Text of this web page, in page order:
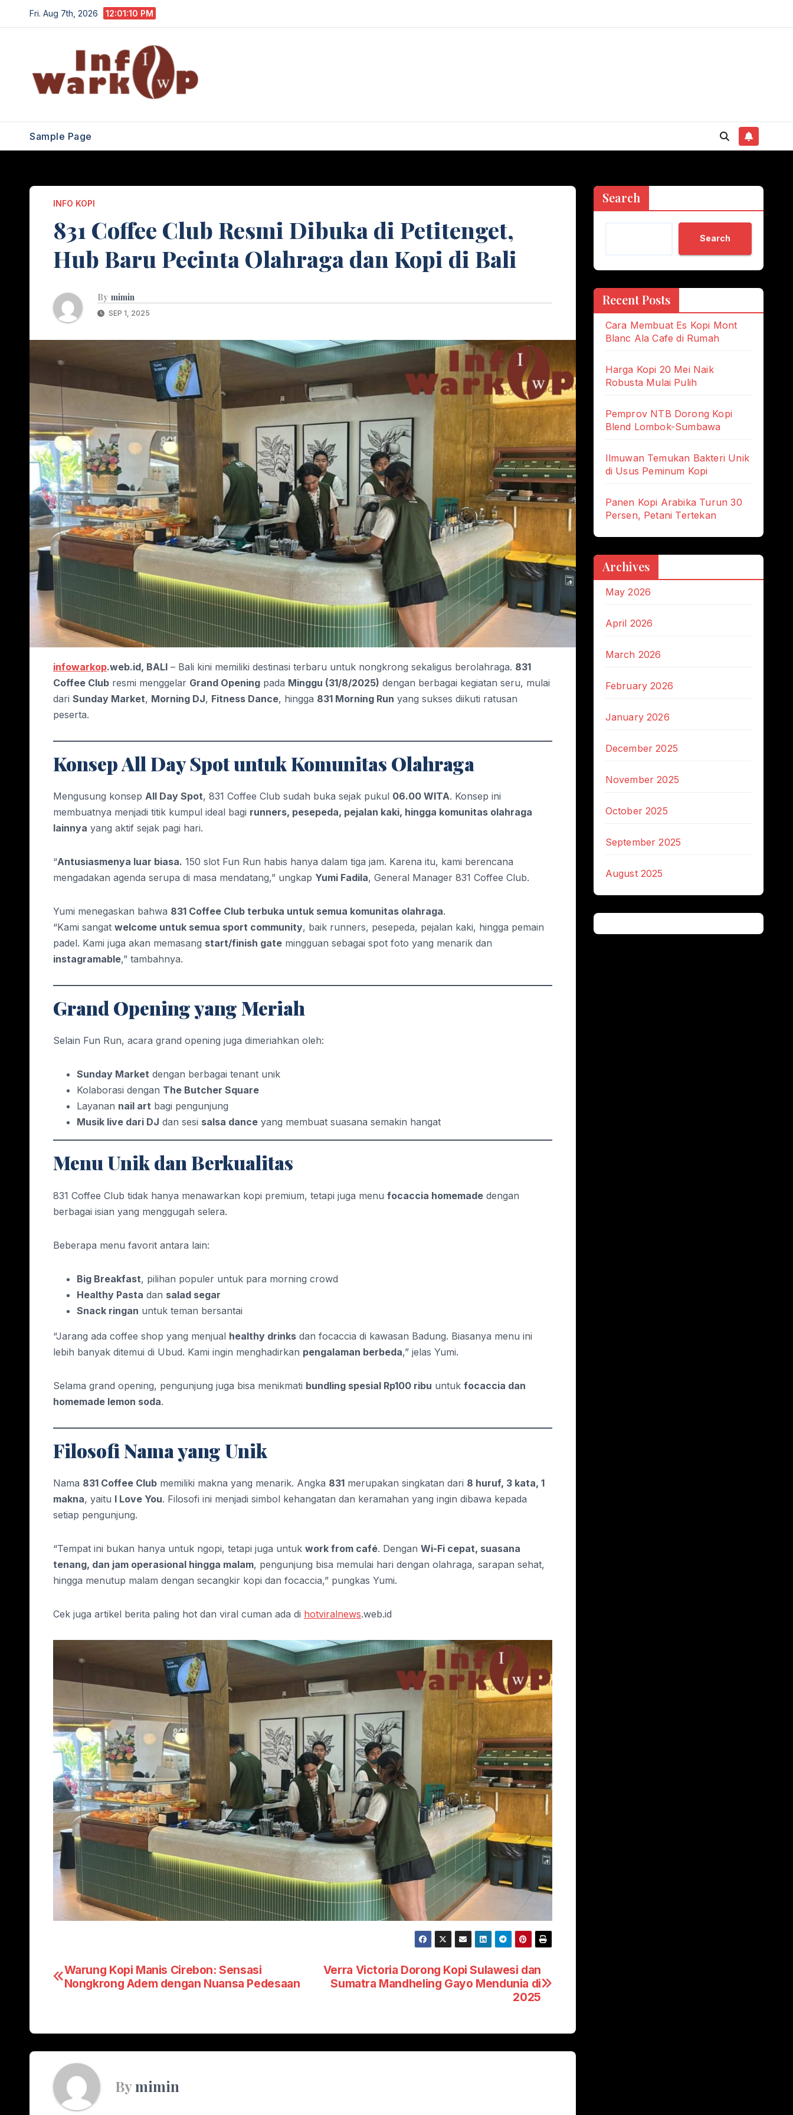
to
Fri. Aug 7th, 2026 12:01:11 PM
Sample Page
INFO KOPI
831 Coffee Club Resmi Dibuka di Petitenget,
Hub Baru Pecinta Olahraga dan Kopi di Bali
By mimin
SEP 1, 2025
infowarkop.web.id, BALI – Bali kini memiliki destinasi terbaru untuk nongkrong sekaligus berolahraga. 831
Coffee Club resmi menggelar Grand Opening pada Minggu (31/8/2025) dengan berbagai kegiatan seru, mulai
dari Sunday Market, Morning DJ, Fitness Dance, hingga 831 Morning Run yang sukses diikuti ratusan
peserta.
Konsep All Day Spot untuk Komunitas Olahraga
Mengusung konsep All Day Spot, 831 Coffee Club sudah buka sejak pukul 06.00 WITA. Konsep ini
membuatnya menjadi titik kumpul ideal bagi runners, pesepeda, pejalan kaki, hingga komunitas olahraga
lainnya yang aktif sejak pagi hari.
“Antusiasmenya luar biasa. 150 slot Fun Run habis hanya dalam tiga jam. Karena itu, kami berencana
mengadakan agenda serupa di masa mendatang,” ungkap Yumi Fadila, General Manager 831 Coffee Club.
Yumi menegaskan bahwa 831 Coffee Club terbuka untuk semua komunitas olahraga.
“Kami sangat welcome untuk semua sport community, baik runners, pesepeda, pejalan kaki, hingga pemain
padel. Kami juga akan memasang start/finish gate mingguan sebagai spot foto yang menarik dan
instagramable,” tambahnya.
Grand Opening yang Meriah
Selain Fun Run, acara grand opening juga dimeriahkan oleh:
Sunday Market dengan berbagai tenant unik
Kolaborasi dengan The Butcher Square
Layanan nail art bagi pengunjung
Musik live dari DJ dan sesi salsa dance yang membuat suasana semakin hangat
Menu Unik dan Berkualitas
831 Coffee Club tidak hanya menawarkan kopi premium, tetapi juga menu focaccia homemade dengan
berbagai isian yang menggugah selera.
Beberapa menu favorit antara lain:
Big Breakfast, pilihan populer untuk para morning crowd
Healthy Pasta dan salad segar
Snack ringan untuk teman bersantai
“Jarang ada coffee shop yang menjual healthy drinks dan focaccia di kawasan Badung. Biasanya menu ini
lebih banyak ditemui di Ubud. Kami ingin menghadirkan pengalaman berbeda,” jelas Yumi.
Selama grand opening, pengunjung juga bisa menikmati bundling spesial Rp100 ribu untuk focaccia dan
homemade lemon soda.
Filosofi Nama yang Unik
Nama 831 Coffee Club memiliki makna yang menarik. Angka 831 merupakan singkatan dari 8 huruf, 3 kata, 1
makna, yaitu I Love You. Filosofi ini menjadi simbol kehangatan dan keramahan yang ingin dibawa kepada
setiap pengunjung.
“Tempat ini bukan hanya untuk ngopi, tetapi juga untuk work from café. Dengan Wi-Fi cepat, suasana
tenang, dan jam operasional hingga malam, pengunjung bisa memulai hari dengan olahraga, sarapan sehat,
hingga menutup malam dengan secangkir kopi dan focaccia,” pungkas Yumi.
Cek juga artikel berita paling hot dan viral cuman ada di hotviralnews.web.id
Post
Verra Victoria Dorong Kopi Sulawesi dan
Sumatra Mandheling Gayo Mendunia di
2025
Warung Kopi Manis Cirebon: Sensasi
Nongkrong Adem dengan Nuansa Pedesaan
Bymimin
Search
Search
Recent Posts
Cara Membuat Es Kopi Mont
Blanc Ala Cafe di Rumah
Harga Kopi 20 Mei Naik
Robusta Mulai Pulih
Pemprov NTB Dorong Kopi
Blend Lombok-Sumbawa
Ilmuwan Temukan Bakteri Unik
di Usus Peminum Kopi
Panen Kopi Arabika Turun 30
Persen, Petani Tertekan
Archives
May 2026
April 2026
March 2026
February 2026
January 2026
December 2025
November 2025
October 2025
September 2025
August 2025